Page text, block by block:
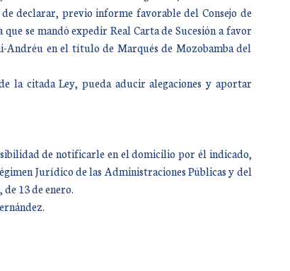
declarar, previo informe favorable del Consejo de
se mandó expedir Real Carta de Sucesión a favor
Andréu en el título de Marqués de Mozobamba del
la citada Ley, pueda aducir alegaciones y aportar
de notificarle en el domicilio por él indicado,
Jurídico de las Administraciones Públicas y del
13 de enero.